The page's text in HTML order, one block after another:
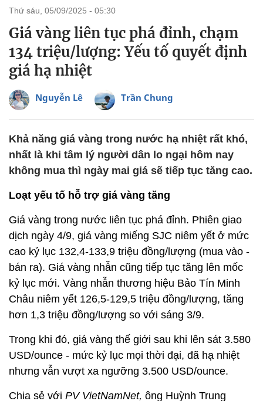
thứ sáu, 05/09/2025 - 05:30
Giá vàng liên tục phá đỉnh, chạm
134 triệu/lượng: Yếu tố quyết định
giá hạ nhiệt
Nguyễn Lê Trần Chung
Khả năng giá vàng trong nước hạ nhiệt rất khó,
nhất là khi tâm lý người dân lo ngại hôm nay
không mua thì ngày mai giá sẽ tiếp tục tăng cao.
Loạt yếu tố hỗ trợ giá vàng tăng
Giá vàng trong nước liên tục phá đỉnh. Phiên giao
dịch ngày 4/9, giá vàng miếng SJC niêm yết ở mức
cao kỷ lục 132,4-133,9 triệu đồng/lượng (mua vào -
bán ra). Giá vàng nhẫn cũng tiếp tục tăng lên mốc
kỷ lục mới. Vàng nhẫn thương hiệu Bảo Tín Minh
Châu niêm yết 126,5-129,5 triệu đồng/lượng, tăng
hơn 1,3 triệu đồng/lượng so với sáng 3/9.
Trong khi đó, giá vàng thế giới sau khi lên sát 3.580
USD/ounce - mức kỷ lục mọi thời đại, đã hạ nhiệt
nhưng vẫn vượt xa ngưỡng 3.500 USD/ounce.
Chia sẻ với PV VietNamNet, ông Huỳnh Trung